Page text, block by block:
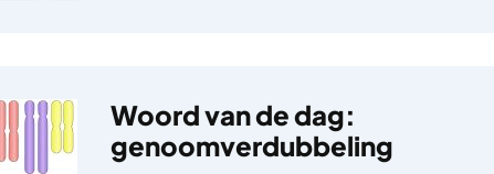
Woord van de dag:
genoomverdubbeling